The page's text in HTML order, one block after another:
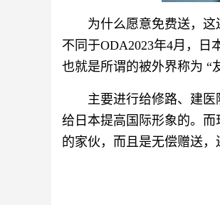
为什么愿意免费送，
不同于ODA2023年4月，日
也就是所谓的被外界称为 “
主要进行给修路、建医
给日本提高国际形象的。
的家伙，而且是无偿赠送，